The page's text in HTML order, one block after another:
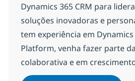
Dynamics 365 CRM para
soluções inovadoras e
tem experiência em Dynamics
Platform, venha fazer parte
colaborativa e em